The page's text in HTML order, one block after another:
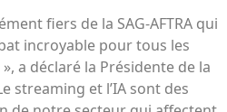
fiers de la SAG-AFTRA qui
incroyable pour tous les
a déclaré la Présidente de la
streaming et l’IA sont des